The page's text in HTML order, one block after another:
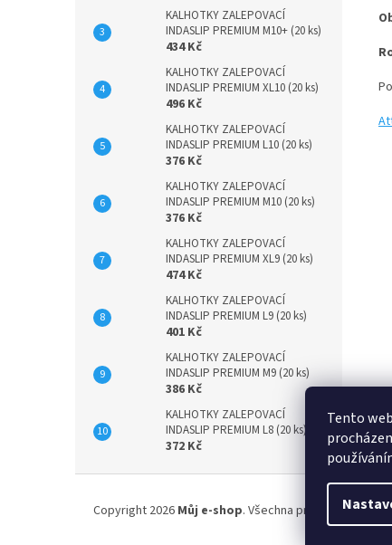
Tento
KALHOTKY ZALEPOVACÍ
INDASLIP PREMIUM M10+ (20 ks)
434 Kč
KALHOTKY ZALEPOVACÍ
INDASLIP PREMIUM XL10 (20 ks)
496 Kč
KALHOTKY ZALEPOVACÍ
INDASLIP PREMIUM L10 (20 ks)
376 Kč
KALHOTKY ZALEPOVACÍ
INDASLIP PREMIUM M10 (20 ks)
376 Kč
KALHOTKY ZALEPOVACÍ
INDASLIP PREMIUM XL9 (20 ks)
474 Kč
KALHOTKY ZALEPOVACÍ
INDASLIP PREMIUM L9 (20 ks)
401 Kč
KALHOTKY ZALEPOVACÍ
INDASLIP PREMIUM M9 (20 ks)
386 Kč
KALHOTKY ZALEPOVACÍ
INDASLIP PREMIUM L8 (20 ks)
372 Kč
Copyright 2026 Můj e-shop. Všechna práva vyhrazena.